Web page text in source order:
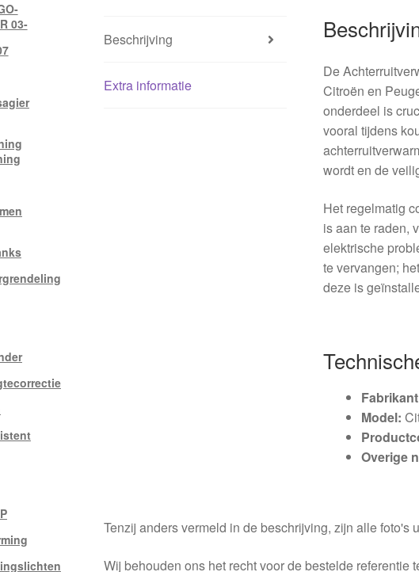
Beschrijving
Extra informatie
De
Citroën en
onderdeel is
vooral tijdens
wordt en de
Het regelmatig
is aan te raden,
elektrische
te vervangen;
deze is
Model:
Overige
Tenzij anders vermeld in de beschrijving, zijn alle foto's
Wij behouden ons het recht voor de bestelde
03-